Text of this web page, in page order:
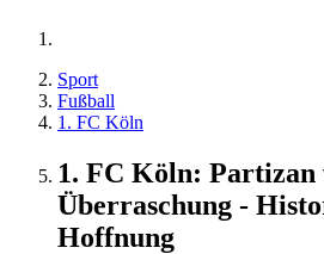
Sport
Fußball
1. FC Köln
1. FC Köln:
Überraschung -
Hoffnung